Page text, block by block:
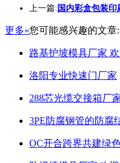
上一篇: 国内彩盒包装
更多»您可能感兴趣的文章:
路基护坡模具厂家
洛阳专业快速门厂家
288芯光缆交接箱厂
3PE防腐钢管的防腐
OC开合跨界共建绿